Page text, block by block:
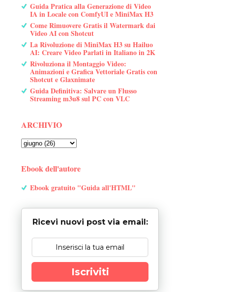
Guida Pratica alla Generazione di Video
IA in Locale con ComfyUI e MiniMax H3
Come Rimuovere Gratis il Watermark dai
Video AI con Shotcut
La Rivoluzione di MiniMax H3 su Hailuo
AI: Creare Video Parlati in Italiano in 2K
Rivoluziona il Montaggio Video:
Animazioni e Grafica Vettoriale Gratis con
Shotcut e Glaxnimate
Guida Definitiva: Salvare un Flusso
Streaming m3u8 sul PC con VLC
ARCHIVIO
Ebook dell'autore
Ebook gratuito "Guida all'HTML"
Ricevi nuovi post via email:
Iscriviti